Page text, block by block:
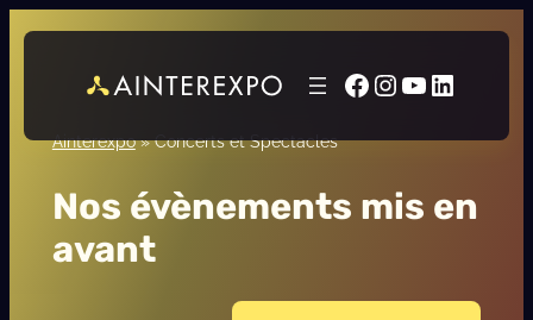
Facebook
Instagram
YouTube
Ainterexpo»Concerts et Spectacles
Nos évènements mis en
avant